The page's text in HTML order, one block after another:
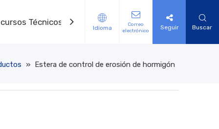
Técnicos Contáctenos
Idioma
Correo
electrónico
Seguir Buscar
» Estera de control de erosión de hormigón